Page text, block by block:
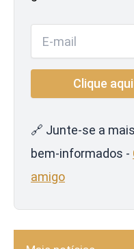
🔗 Junte-se a
bem-informados -
amigo